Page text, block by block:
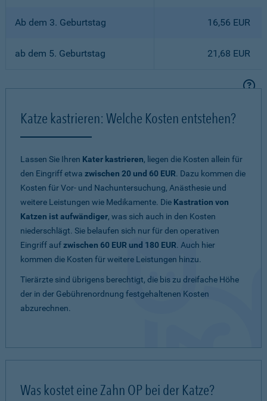
Ab dem 3. Geburtstag 16,56 EUR
ab dem 5. Geburtstag 21,68 EUR
Katze kastrieren: Welche Kosten entstehen?
Lassen Sie Ihren Kater kastrieren, liegen die Kosten allein für
den Eingriff etwa zwischen 20 und 60 EUR. Dazu kommen die
Kosten für Vor- und Nachuntersuchung, Anästhesie und
weitere Leistungen wie Medikamente. Die Kastration von
Katzen ist aufwändiger, was sich auch in den Kosten
niederschlägt. Sie belaufen sich nur für den operativen
Eingriff aufzwischen 60 EUR und 180 EUR. Auch hier
kommen die Kosten für weitere Leistungen hinzu.
Tierärzte sind übrigens berechtigt, die bis zu dreifache Höhe
der in der Gebührenordnung festgehaltenen Kosten
abzurechnen.
Was kostet eine Zahn OP bei der Katze?